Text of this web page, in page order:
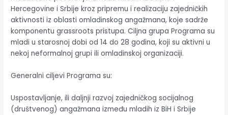
Hercegovine i Srbije kroz pripremu i realizaciju zajedničkih
aktivnosti iz oblasti omladinskog angažmana, koje sadrže
komponentu grassroots pristupa. Ciljna grupa Programa su
mladi u starosnoj dobi od 14 do 28 godina, koji su aktivni u
nekoj neformalnoj grupi ili omladinskoj organizaciji.
Generalni ciljevi Programa su:
Uspostavljanje, ili daljnji razvoj zajedničkog socijalnog
(društvenog) angažmana između mladih iz BiH i Srbije